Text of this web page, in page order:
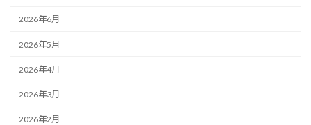
2026年6月
2026年5月
2026年4月
2026年3月
2026年2月